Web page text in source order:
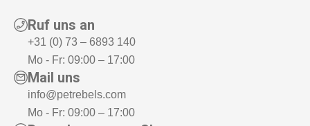
Ruf uns an
+31 (0) 73 – 6893 140
Mo - Fr: 09:00 – 17:00
Mail uns
info@petrebels.com
Mo - Fr: 09:00 – 17:00